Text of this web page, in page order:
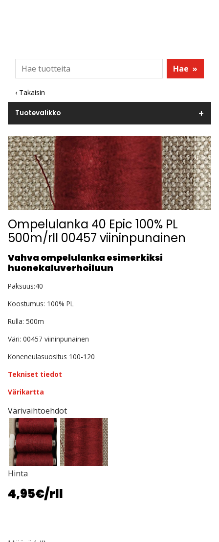
Hae »
‹ Takaisin
Tuotevalikko
Ompelulanka 40 Epic 100% PL
500m/rll 00457 viininpunainen
Vahva ompelulanka esimerkiksi
huonekaluverhoiluun
Paksuus:40
Koostumus: 100% PL
Rulla: 500m
Väri: 00457 viininpunainen
Koneneulasuositus 100-120
Tekniset tiedot
Värikartta
Värivaihtoehdot
Hinta
4,95€/rll